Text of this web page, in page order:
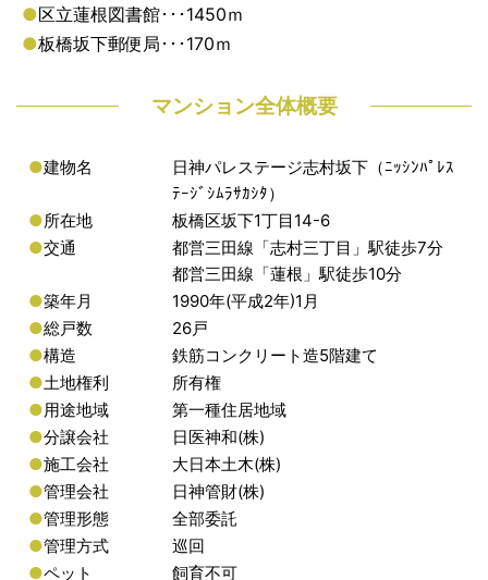
●区立蓮根図書館･･･1450ｍ
●板橋坂下郵便局･･･170ｍ
マンション全体概要
●建物名
日神パレステージ志村坂下（ﾆｯｼﾝﾊﾟﾚｽ
ﾃｰｼﾞｼﾑﾗｻｶｼﾀ）
●所在地
板橋区坂下1丁目14-6
●交通
都営三田線「志村三丁目」駅徒歩7分
都営三田線「蓮根」駅徒歩10分
●築年月
1990年(平成2年)1月
●総戸数
26戸
●構造
鉄筋コンクリート造5階建て
●土地権利
所有権
●用途地域
第一種住居地域
●分譲会社
日医神和(株)
●施工会社
大日本土木(株)
●管理会社
日神管財(株)
●管理形態
全部委託
●管理方式
巡回
●ペット 飼育不可